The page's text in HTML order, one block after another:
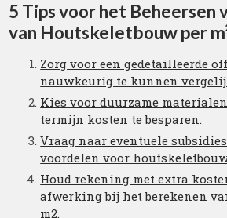
5 Tips voor het Beheersen
van Houtskeletbouw per
Zorg voor een gedetailleerde
nauwkeurig te kunnen
Kies voor duurzame
termijn kosten te besparen.
Vraag naar eventuele
voordelen voor
Houd rekening met extra
afwerking bij het berekenen
m2.